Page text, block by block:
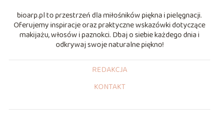
bioarp.pl to przestrzeń dla miłośników piękna i pielęgnacji.
Oferujemy inspiracje oraz praktyczne wskazówki dotyczące
makijażu, włosów i paznokci. Dbaj o siebie każdego dnia i
odkrywaj swoje naturalne piękno!
REDAKCJA
KONTAKT